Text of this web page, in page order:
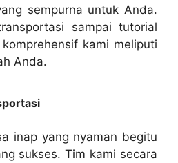
sempurna untuk Anda.
sampai tutorial
kami meliputi
Anda.
inap yang nyaman begitu
sukses. Tim kami secara